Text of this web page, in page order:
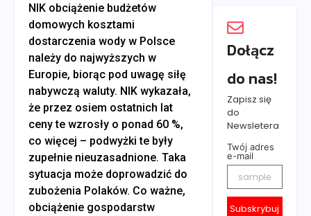
NIK obciążenie budżetów
domowych kosztami
dostarczenia wody w Polsce
należy do najwyższych w
Europie, biorąc pod uwagę siłę
nabywczą waluty. NIK wykazała,
że przez osiem ostatnich lat
ceny te wzrosły o ponad 60 %,
co więcej – podwyżki te były
zupełnie nieuzasadnione. Taka
sytuacja może doprowadzić do
zubożenia Polaków. Co ważne,
obciążenie gospodarstw
Dołącz
do nas!
Zapisz się
do
Newsletera
Twój adres
e-mail
Subskrybuj